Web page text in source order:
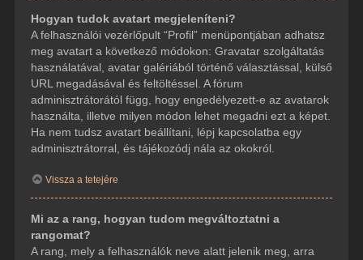
Hogyan tudok avatart megjeleníteni?
A felhasználói vezérlőpult “Profil” menüpontjában adhatsz
meg avatart a következő módokon: Gravatar szolgáltatás
használatával, avatar galériából történő választással, külső
URL megadásával és feltöltéssel. A fórum
adminisztrátorától függ, hogy engedélyezett-e az avatarok
használta, illetve milyen módon lehet megadni ezt a képet.
Ha nem tudsz avatart beállítani, lépj kapcsolatba egy
adminisztrátorral, és tájékozódj nála az okokról.
Vissza a tetejére
Mi az a rang, hogyan tudom megváltoztatni a
rangomat?
A rang, mely a felhasználók neve alatt jelenik meg, arra